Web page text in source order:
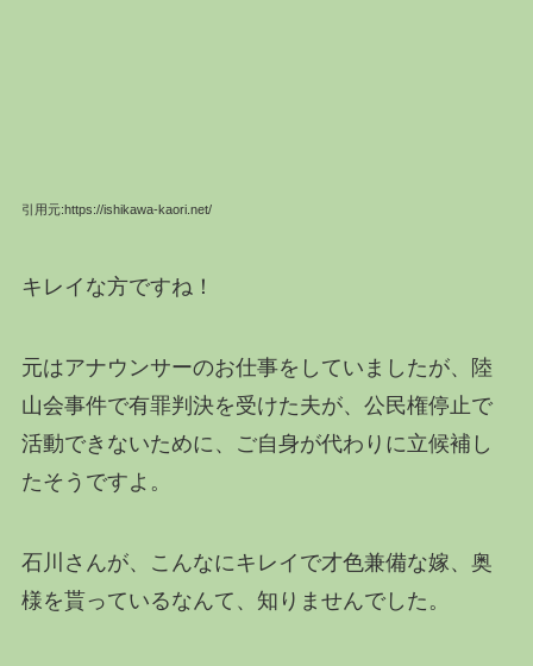
引用元:https://ishikawa-kaori.net/
キレイな方ですね！
元はアナウンサーのお仕事をしていましたが、陸
山会事件で有罪判決を受けた夫が、公民権停止で
活動できないために、ご自身が代わりに立候補し
たそうですよ。
石川さんが、こんなにキレイで才色兼備な嫁、奥
様を貰っているなんて、知りませんでした。